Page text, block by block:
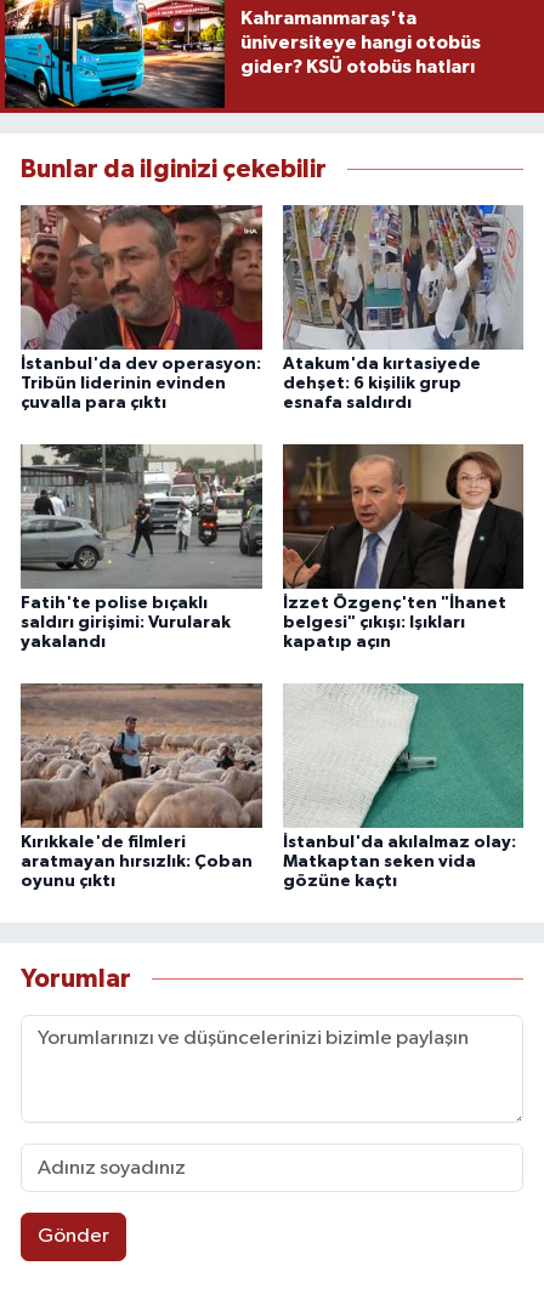
Kahramanmaraş'ta
üniversiteye hangi otobüs
gider? KSÜ otobüs hatları
Bunlar da ilginizi çekebilir
İstanbul'da dev operasyon:
Tribün liderinin evinden
çuvalla para çıktı
Atakum'da kırtasiyede
dehşet: 6 kişilik grup
esnafa saldırdı
Fatih'te polise bıçaklı
saldırı girişimi: Vurularak
yakalandı
İzzet Özgenç'ten "İhanet
belgesi" çıkışı: Işıkları
kapatıp açın
Kırıkkale'de filmleri
aratmayan hırsızlık: Çoban
oyunu çıktı
İstanbul'da akılalmaz olay:
Matkaptan seken vida
gözüne kaçtı
Yorumlar
Gönder